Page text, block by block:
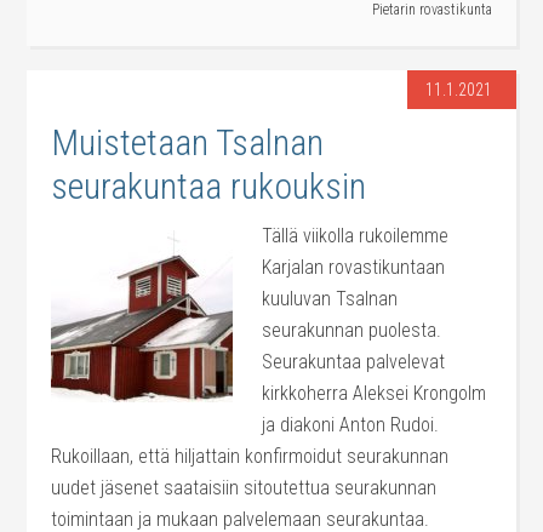
Pietarin rovastikunta
11.1.2021
Muistetaan Tsalnan
seurakuntaa rukouksin
Tällä viikolla rukoilemme
Karjalan rovastikuntaan
kuuluvan Tsalnan
seurakunnan puolesta.
Seurakuntaa palvelevat
kirkkoherra Aleksei Krongolm
ja diakoni Anton Rudoi.
Rukoillaan, että hiljattain konfirmoidut seurakunnan
uudet jäsenet saataisiin sitoutettua seurakunnan
toimintaan ja mukaan palvelemaan seurakuntaa.